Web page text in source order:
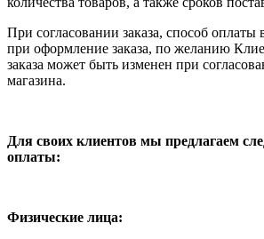
При согласовании заказа, способ
при оформление заказа, по желанию
заказа может быть изменен при
магазина.
Для своих клиентов мы предлагаем
оплаты:
Физические лица: